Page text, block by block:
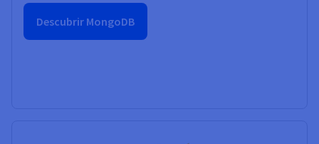
Descubrir MongoDB